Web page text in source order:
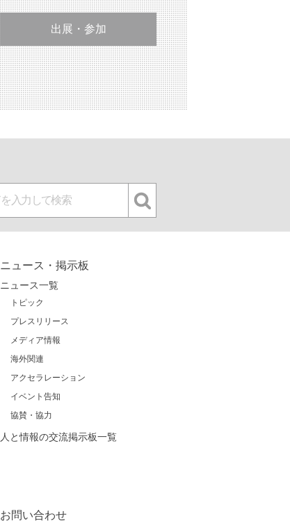
出展・参加
ニュース・掲示板
ニュース一覧
トピック
プレスリリース
メディア情報
海外関連
アクセラレーション
イベント告知
協賛・協力
人と情報の交流掲示板一覧
お問い合わせ